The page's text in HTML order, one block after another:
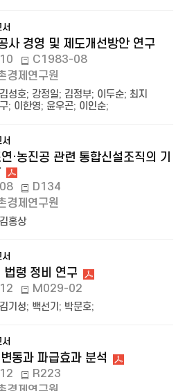
사 경영 및 제도개선방안 연구
C1983-08
경제연구원
김성호; 강정일; 김정부; 이두순; 최지
; 이한영; 윤우곤; 이인순;
·농진공 관련 통합신설조직의 기
D134
경제연구원
김홍상
법령 정비 연구
M029-02
김기성; 백선기 ; 박문호;
동과 파급효과 분석
R223